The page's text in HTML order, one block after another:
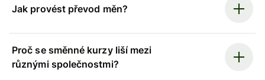
Jak provést převod měn?
Proč se směnné kurzy liší mezi
různými společnostmi?